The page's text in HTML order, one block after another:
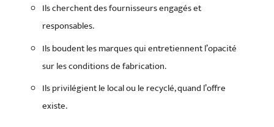
Ils cherchent des fournisseurs engagés et
responsables.
Ils boudent les marques qui entretiennent l’opacité
sur les conditions de fabrication.
Ils privilégient le local ou le recyclé, quand l’offre
existe.